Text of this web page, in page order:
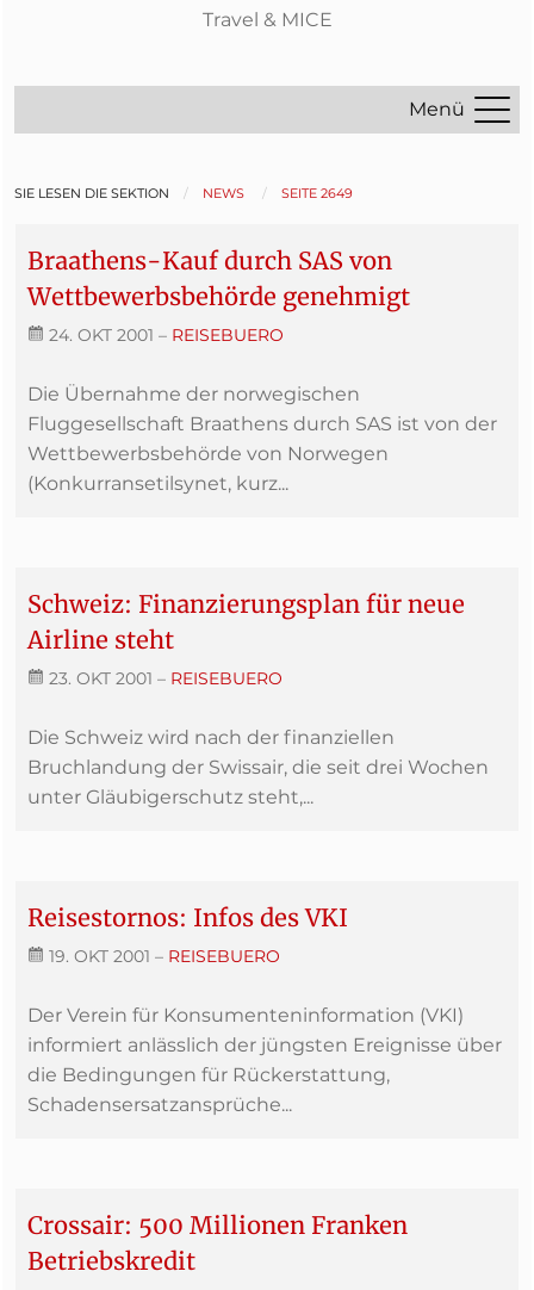
Travel & MICE
Menü
SIE LESEN DIE SEKTION NEWS SEITE 2649
Braathens-Kauf durch SAS von
Wettbewerbsbehörde genehmigt
24. OKT 2001 – REISEBUERO
Die Übernahme der norwegischen
Fluggesellschaft Braathens durch SAS ist von der
Wettbewerbsbehörde von Norwegen
(Konkurransetilsynet, kurz...
Schweiz: Finanzierungsplan für neue
Airline steht
23. OKT 2001 – REISEBUERO
Die Schweiz wird nach der finanziellen
Bruchlandung der Swissair, die seit drei Wochen
unter Gläubigerschutz steht,...
Reisestornos: Infos des VKI
19. OKT 2001 – REISEBUERO
Der Verein für Konsumenteninformation (VKI)
informiert anlässlich der jüngsten Ereignisse über
die Bedingungen für Rückerstattung,
Schadensersatzansprüche...
Crossair: 500 Millionen Franken
Betriebskredit